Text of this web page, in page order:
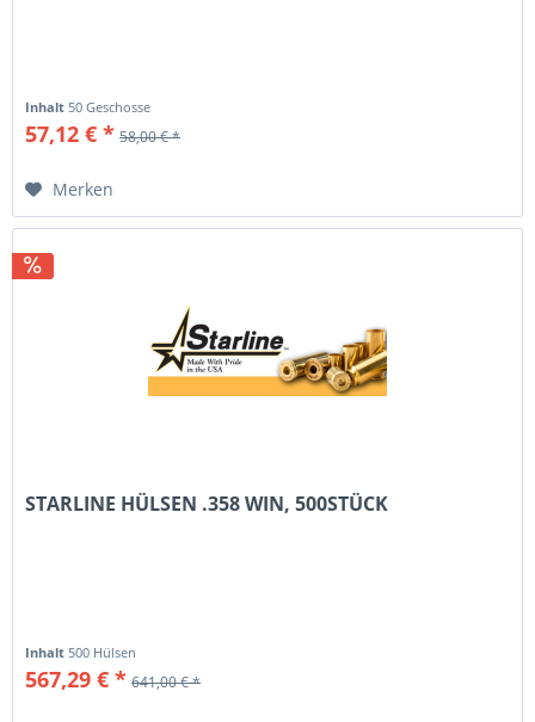
Inhalt50 Geschosse
57,12 € * 58,00 € *
Merken
STARLINE HÜLSEN .358 WIN, 500STÜCK
Inhalt500 Hülsen
567,29 € * 641,00 € *